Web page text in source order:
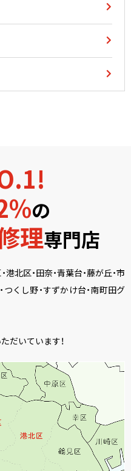
の
理専門店
北区・田奈・青葉台・藤が丘・市
つくし野・すずかけ台・南町田グ
だいています！